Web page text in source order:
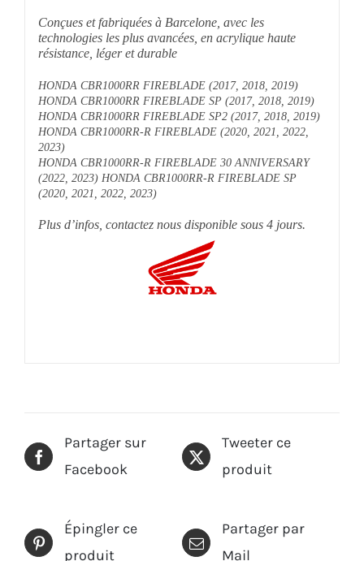
Conçues et fabriquées à Barcelone, avec les
technologies les plus avancées, en acrylique haute
résistance, léger et durable
HONDA CBR1000RR FIREBLADE (2017, 2018, 2019)
HONDA CBR1000RR FIREBLADE SP (2017, 2018, 2019)
HONDA CBR1000RR FIREBLADE SP2 (2017, 2018, 2019)
HONDA CBR1000RR-R FIREBLADE (2020, 2021, 2022,
2023)
HONDA CBR1000RR-R FIREBLADE 30 ANNIVERSARY
(2022, 2023) HONDA CBR1000RR-R FIREBLADE SP
(2020, 2021, 2022, 2023)
Plus d’infos, contactez nous disponible sous 4 jours.
Partager sur
Facebook
Tweeter ce
produit
Épingler ce
produit
Partager par
Mail